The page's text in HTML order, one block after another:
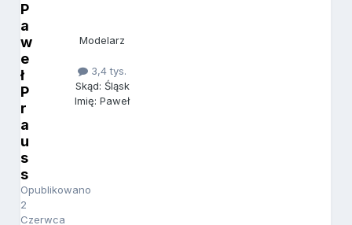
P
a
w
e
ł
P
r
a
u
s
s
Opublikowano
2
Czerwca
Modelarz
3,4 tys.
Skąd: Śląsk
Imię: Paweł